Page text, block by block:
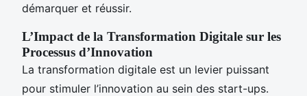
démarquer et réussir.
L’Impact de la Transformation Digitale sur les
Processus d’Innovation
La transformation digitale est un levier puissant
pour stimuler l’innovation au sein des start-ups.